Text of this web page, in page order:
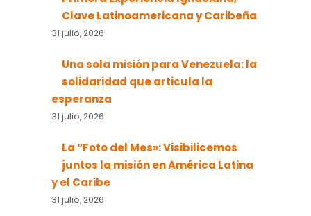
Clave Latinoamericana y Caribeña
31 julio, 2026
Una sola misión para Venezuela: la
solidaridad que articula la
esperanza
31 julio, 2026
La “Foto del Mes»: Visibilicemos
juntos la misión en América Latina
y el Caribe
31 julio, 2026